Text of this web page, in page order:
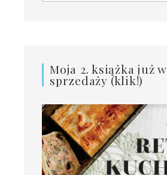
Moja 2. książka już w
sprzedaży (klik!)